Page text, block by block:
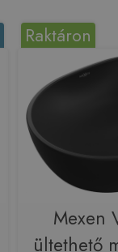
Raktáron
Mexen
ültethető